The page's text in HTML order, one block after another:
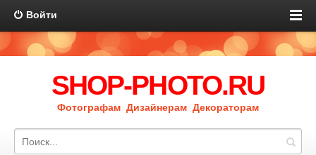
Войти
SHOP-PHOTO.RU
Фотографам Дизайнерам Декораторам